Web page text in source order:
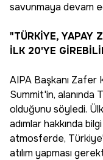
savunmaya devam
"TÜRKİYE, YAPAY
İLK 20'YE
AIPA Başkanı
Summit'in, alanında
olduğunu söyledi.
adımlar hakkında
atmosferde,
atılım yapması